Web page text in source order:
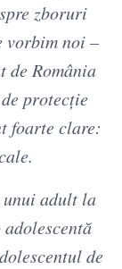
zboruri
vorbim noi –
de România
protecție
foarte clare:
adult la
de